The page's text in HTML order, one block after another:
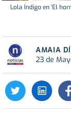
Lola Índigo en 'El
AMAIA
23 de